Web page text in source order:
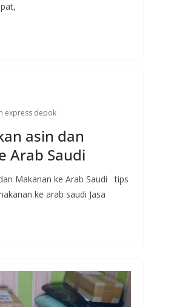
express depok
asin dan
Arab Saudi
Makanan ke Arab Saudi tips
ke arab saudi Jasa